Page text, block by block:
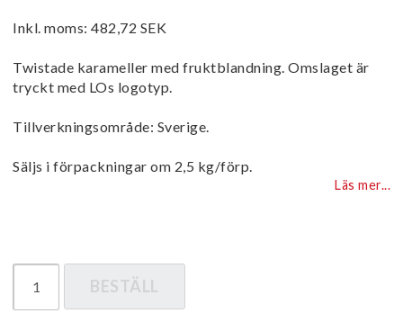
Inkl. moms: 482,72 SEK
Twistade karameller med fruktblandning. Omslaget är
tryckt med LOs logotyp.
Tillverkningsområde: Sverige.
Säljs i förpackningar om 2,5 kg/förp.
Läs mer...
BESTÄLL